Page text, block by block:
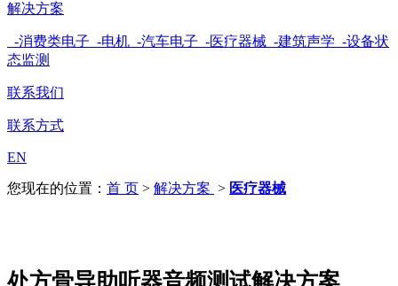
解决方案
-消费类电子 -电机 -汽车电子 -医疗器械 -建筑声学 -设备状
态监测
联系我们
联系方式
EN
您现在的位置： 首 页 > 解决方案 > 医疗器械